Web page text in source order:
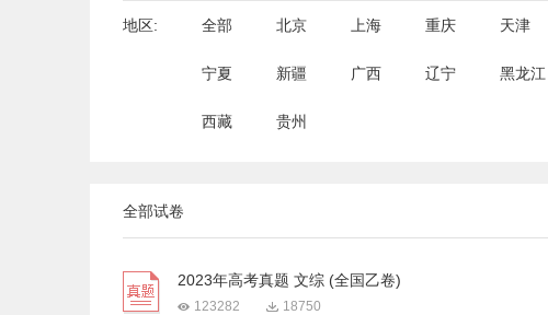
地区: 全部 北京 上海 重庆 天津
宁夏 新疆 广西 辽宁 黑龙江
西藏 贵州
全部试卷
2023年高考真题 文综 (全国乙卷)
123282 18750